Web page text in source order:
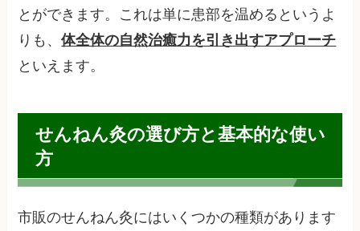
とができます。これは単に患部を温めるというよ
りも、体全体の自然治癒力を引き出すアプローチ
といえます。
せんねん灸の選び方と基本的な使い
方
市販のせんねん灸にはいくつかの種類があります